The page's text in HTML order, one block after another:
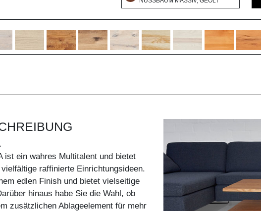
ist ein wahres Multitalent und bietet
raffinierte Einrichtungsideen.
edlen Finish und bietet vielseitige
hinaus habe Sie die Wahl, ob
zusätzlichen Ablageelement für mehr